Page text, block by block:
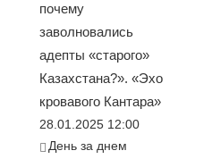
почему
заволновались
адепты «старого»
Казахстана?». «Эхо
кровавого Кантара»
28.01.2025 12:00
День за днем